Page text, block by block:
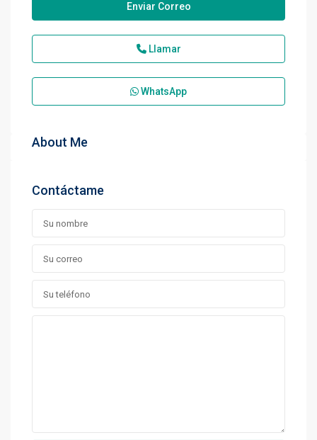
Enviar Correo
Llamar
WhatsApp
About Me
Contáctame